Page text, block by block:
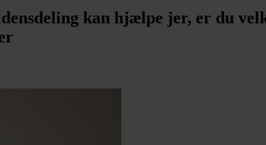
kan hjælpe jer, er du